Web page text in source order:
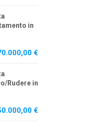
in
€
Rudere in
€